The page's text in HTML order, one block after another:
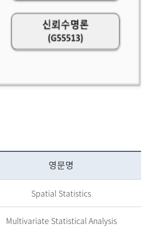
영문명
Spatial Statistics
Multivariate Statistical Analysis